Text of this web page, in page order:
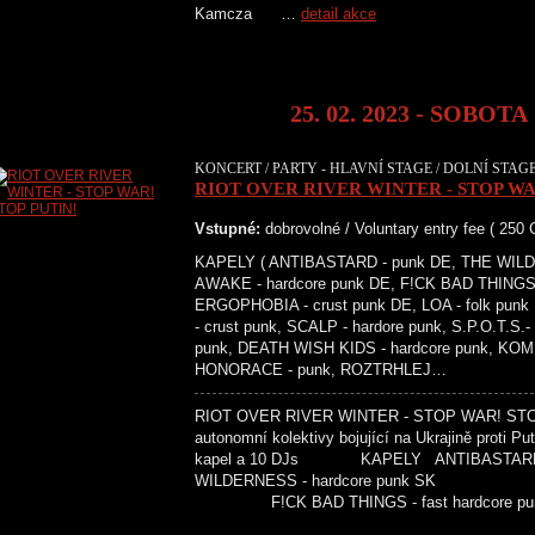
Kamcza … detail akce
25. 02. 2023 - SOBOTA
KONCERT / PARTY - HLAVNÍ STAGE / DOLNÍ
RIOT OVER RIVER WINTER - STOP
Vstupné: dobrovolné / Voluntary entry fee ( 250
KAPELY ( ANTIBASTARD - punk DE, THE
AWAKE - hardcore punk DE, F!CK BAD
ERGOPHOBIA - crust punk DE, LOA - folk
- crust punk, SCALP - hardore punk,
punk, DEATH WISH KIDS - hardcore punk,
HONORACE - punk, ROZTRHLEJ…
RIOT OVER RIVER WINTER - STOP WAR!
autonomní kolektivy bojující na Ukrajině proti
kapel a 10 DJs KAPELY
WILDERNESS - hardcore punk SK
F!CK BAD THINGS - fast